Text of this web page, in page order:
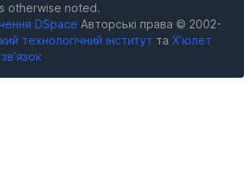
otherwise noted.
DSpace Авторські права © 2002-
технологічний інститут та Х’юлет